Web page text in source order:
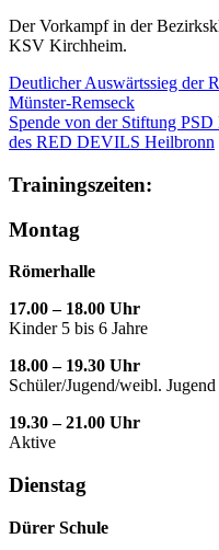
Der Vorkampf in der
KSV Kirchheim.
Deutlicher Auswärtssieg der
Münster-Remseck
Spende von der Stiftung
des RED DEVILS Heilbronn
Trainingszeiten:
Montag
Römerhalle
17.00 – 18.00 Uhr
Kinder 5 bis 6 Jahre
18.00 – 19.30 Uhr
Schüler/Jugend/weibl.
19.30 – 21.00 Uhr
Aktive
Dienstag
Dürer Schule